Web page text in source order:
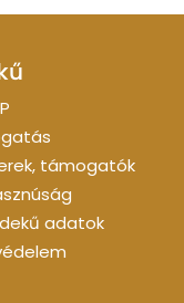
támogatók
adatok